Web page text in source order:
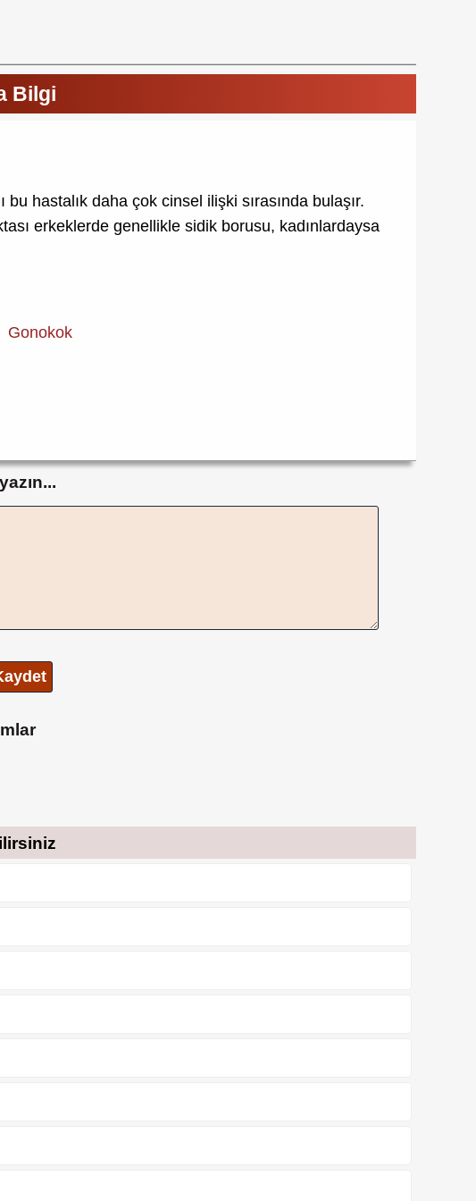
Bilgi
bu hastalık daha çok cinsel ilişki sırasında bulaşır.
erkeklerde genellikle sidik borusu, kadınlardaysa
Gonokok